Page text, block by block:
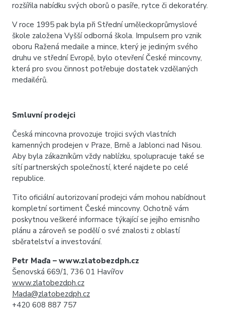
rozšířila nabídku svých oborů o pasíře, rytce či dekoratéry.
V roce 1995 pak byla při Střední uměleckoprůmyslové
škole založena Vyšší odborná škola. Impulsem pro vznik
oboru Ražená medaile a mince, který je jediným svého
druhu ve střední Evropě, bylo otevření České mincovny,
která pro svou činnost potřebuje dostatek vzdělaných
medailérů.
Smluvní prodejci
Česká mincovna provozuje trojici svých vlastních
kamenných prodejen v Praze, Brně a Jablonci nad Nisou.
Aby byla zákazníkům vždy nablízku, spolupracuje také se
sítí partnerských společností, které najdete po celé
republice.
Tito oficiální autorizovaní prodejci vám mohou nabídnout
kompletní sortiment České mincovny. Ochotně vám
poskytnou veškeré informace týkající se jejího emisního
plánu a zároveň se podělí o své znalosti z oblastí
sběratelství a investování.
Petr Maďa – www.zlatobezdph.cz
Šenovská 669/1, 736 01 Havířov
www.zlatobezdph.cz
Mada@zlatobezdph.cz
+420 608 887 757